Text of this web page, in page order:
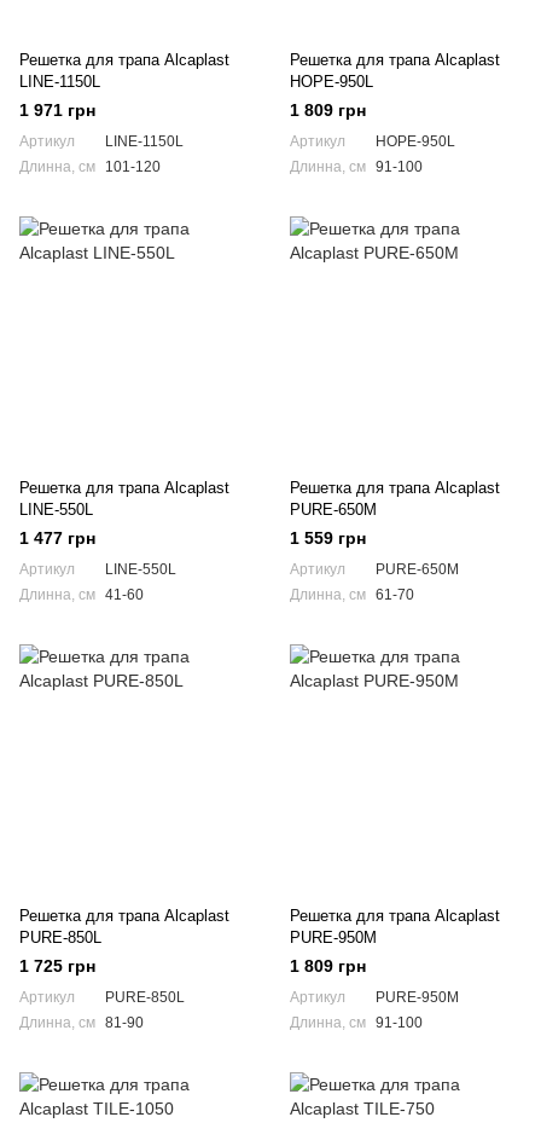
Решетка для трапа Alcaplast
LINE-1150L
1 971 грн
Артикул
LINE-1150L
Длинна, см
101-120
Решетка для трапа Alcaplast
HOPE-950L
1 809 грн
Артикул
HOPE-950L
Длинна, см 91-100
Решетка для трапа Alcaplast
LINE-550L
1 477 грн
Артикул
LINE-550L
Длинна, см 41-60
Решетка для трапа Alcaplast
PURE-650M
1 559 грн
Артикул
PURE-650M
Длинна, см 61-70
Решетка для трапа Alcaplast
PURE-850L
1 725 грн
Артикул
PURE-850L
Длинна, см 81-90
Решетка для трапа Alcaplast
PURE-950M
1 809 грн
Артикул
PURE-950M
Длинна, см 91-100